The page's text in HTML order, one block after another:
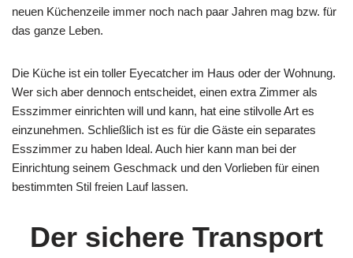
neuen Küchenzeile immer noch nach paar Jahren mag bzw. für
das ganze Leben.
Die Küche ist ein toller Eyecatcher im Haus oder der Wohnung.
Wer sich aber dennoch entscheidet, einen extra Zimmer als
Esszimmer einrichten will und kann, hat eine stilvolle Art es
einzunehmen. Schließlich ist es für die Gäste ein separates
Esszimmer zu haben Ideal. Auch hier kann man bei der
Einrichtung seinem Geschmack und den Vorlieben für einen
bestimmten Stil freien Lauf lassen.
Der sichere Transport